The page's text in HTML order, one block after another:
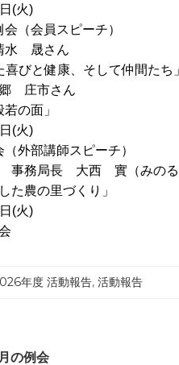
(火)
（会員スピーチ）
水 晟さん
びと健康、そして仲間たち
庄市さん
の面」
(火)
外部講師スピーチ）
事務局長 大西 實（みの
た農の里づくり」
(火)
年度 活動報告, 活動報告
の例会